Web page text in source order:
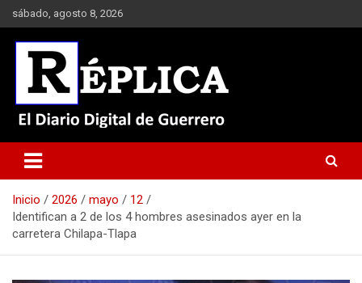
Saltar
al
contenido
sábado, agosto 8, 2026
Réplica
Inicio 2026 mayo
12
Identifican a 2 de los 4 hombres asesinados ayer en la
carretera Chilapa-Tlapa